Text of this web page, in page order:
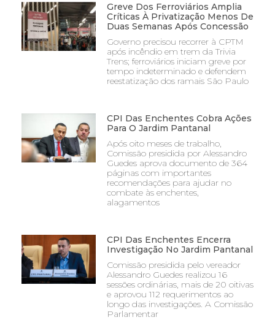
Greve Dos Ferroviários Amplia
Críticas À Privatização Menos De
Duas Semanas Após Concessão
Governo precisou recorrer à CPTM
após incêndio em trem da Trivia
Trens; ferroviários iniciam greve por
tempo indeterminado e defendem
reestatização dos ramais São Paulo
CPI Das Enchentes Cobra Ações
Para O Jardim Pantanal
Após oito meses de trabalho,
Comissão presidida por Alessandro
Guedes aprova documento de 364
páginas com importantes
recomendações para ajudar no
combate às enchentes,
alagamentos
CPI Das Enchentes Encerra
Investigação No Jardim Pantanal
Comissão presidida pelo vereador
Alessandro Guedes realizou 16
sessões ordinárias, mais de 20 oitivas
e aprovou 112 requerimentos ao
longo das investigações. A Comissão
Parlamentar